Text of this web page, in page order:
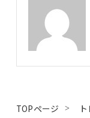
TOPページ